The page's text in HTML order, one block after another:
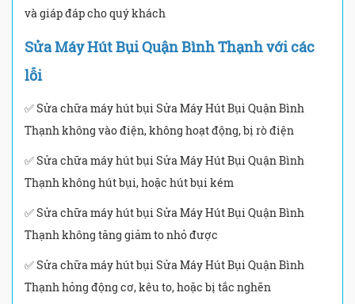
và giáp đáp cho quý khách
Sửa Máy Hút Bụi Quận Bình Thạnh với các
lỗi
✅ Sửa chữa máy hút bụi Sửa Máy Hút Bụi Quận Bình
Thạnh không vào điện, không hoạt động, bị rò điện
✅ Sửa chữa máy hút bụi Sửa Máy Hút Bụi Quận Bình
Thạnh không hút bụi, hoặc hút bụi kém
✅ Sửa chữa máy hút bụi Sửa Máy Hút Bụi Quận Bình
Thạnh không tăng giảm to nhỏ được
✅ Sửa chữa máy hút bụi Sửa Máy Hút Bụi Quận Bình
Thạnh hỏng động cơ, kêu to, hoặc bị tắc nghẽn